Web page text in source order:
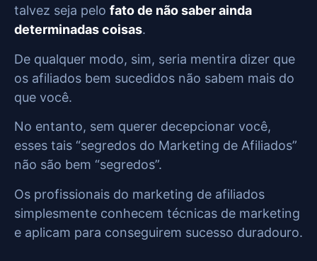
talvez seja pelo fato de não saber ainda
determinadas coisas.
De qualquer modo, sim, seria mentira dizer que
os afiliados bem sucedidos não sabem mais do
que você.
No entanto, sem querer decepcionar você,
esses tais “segredos do Marketing de Afiliados”
não são bem “segredos”.
Os profissionais do marketing de afiliados
simplesmente conhecem técnicas de marketing
e aplicam para conseguirem sucesso duradouro.